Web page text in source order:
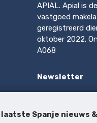
APIAL. Apial is
vastgoed
geregistreerd
oktober 2022.
A068
Newsletter
Spanje nieuws